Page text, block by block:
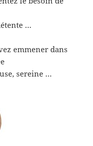
…
emmener dans
sereine …